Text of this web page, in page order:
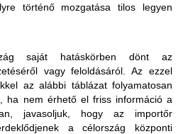
történő mozgatása tilos legyen
saját hatáskörben dönt az
vagy feloldásáról. Az ezzel
az alábbi táblázat folyamatosan
ha nem érhető el friss információ a
javasoljuk, hogy az importőr
a célország központi
ideiglenes korlátozásokat
teljes területéről Nagy-
kiterjed:
szaporítóanyagai (sperma,
és nyers tejtermékek
személyes, utasforgalmi
a hús származik, a
és kecske)tej és az abból készült
a nem fertőzött területekről (az első
"vármegye" szerint) megengedett,
ország illetékes hatóságai